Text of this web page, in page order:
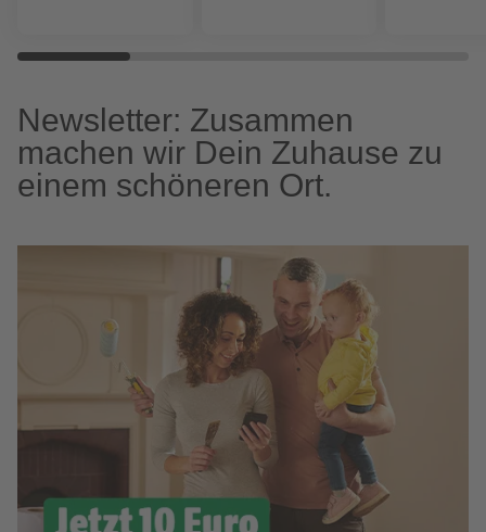
Newsletter: Zusammen
machen wir Dein Zuhause zu
einem schöneren Ort.